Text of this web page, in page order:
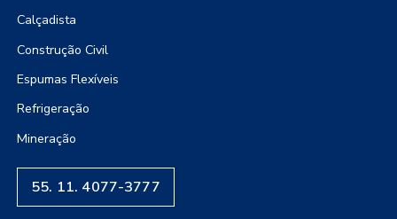
Calçadista
Construção Civil
Espumas Flexíveis
Refrigeração
Mineração
55. 11. 4077-3777